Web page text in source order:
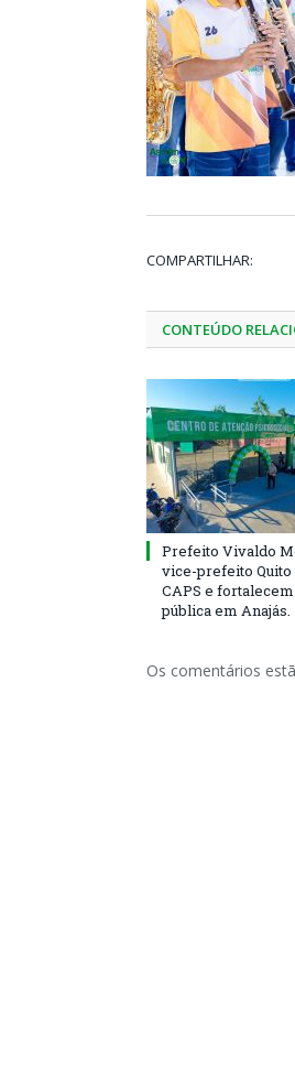
COMPARTILHAR:
CONTEÚDO
Prefeito Vivaldo
vice-prefeito Quito
CAPS e fortalecem
pública em Anajás.
Os comentários